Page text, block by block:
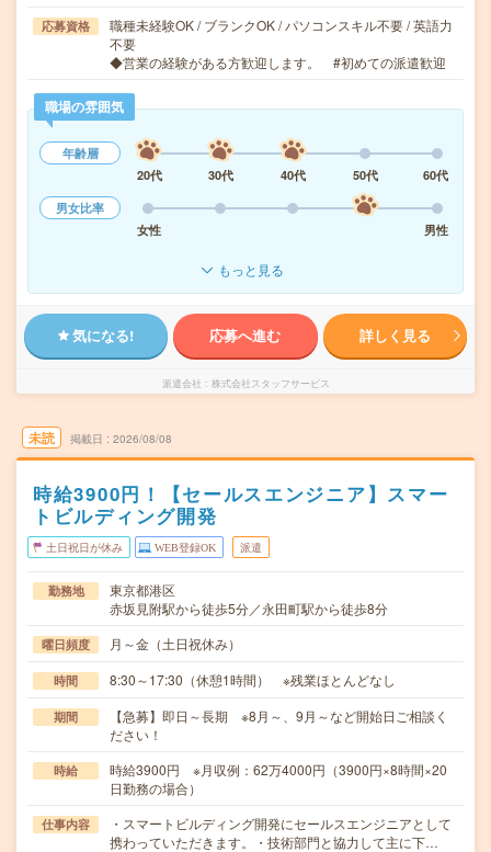
応募資格
職種未経験OK / ブランクOK / パソコンスキル不要 / 英語力
不要
◆営業の経験がある方歓迎します。 #初めての派遣歓迎
職場の雰囲気
年齢層
20代
30代 40代 50代
60代
男女比率
女性
男性
もっと見る
気になる! 応募へ進む 詳しく見る
派遣会社 株式会社スタッフサービス
未読 掲載日 2026/08/08
時給3900円！【セールスエンジニア】スマー
トビルディング開発
土日祝日が休み WEB登録OK 派遣
勤務地
東京都港区
赤坂見附駅から徒歩5分／永田町駅から徒歩8分
曜日頻度 月～金（土日祝休み）
時間 8:30～17:30（休憩1時間） ※残業ほとんどなし
期間
【急募】即日～長期 ※8月～、9月～など開始日ご相談く
ださい！
時給
時給3900円 ※月収例：62万4000円（3900円×8時間×20
日勤務の場合）
仕事内容
・スマートビルディング開発にセールスエンジニアとして
携わっていただきます。・技術部門と協力して主に下…